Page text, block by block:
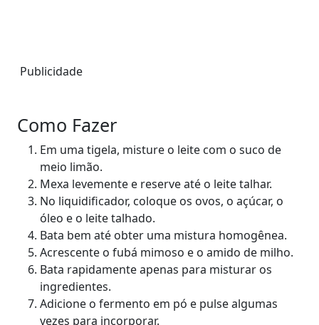
Publicidade
Como Fazer
Em uma tigela, misture o leite com o suco de
meio limão.
Mexa levemente e reserve até o leite talhar.
No liquidificador, coloque os ovos, o açúcar, o
óleo e o leite talhado.
Bata bem até obter uma mistura homogênea.
Acrescente o fubá mimoso e o amido de milho.
Bata rapidamente apenas para misturar os
ingredientes.
Adicione o fermento em pó e pulse algumas
vezes para incorporar.